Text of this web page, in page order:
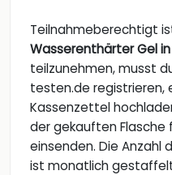
Teilnahmeberechtigt
Wasserenthärter Gel
teilzunehmen, musst
testen.de registrieren,
Kassenzettel
der gekauften
einsenden. Die Anzahl
ist monatlich